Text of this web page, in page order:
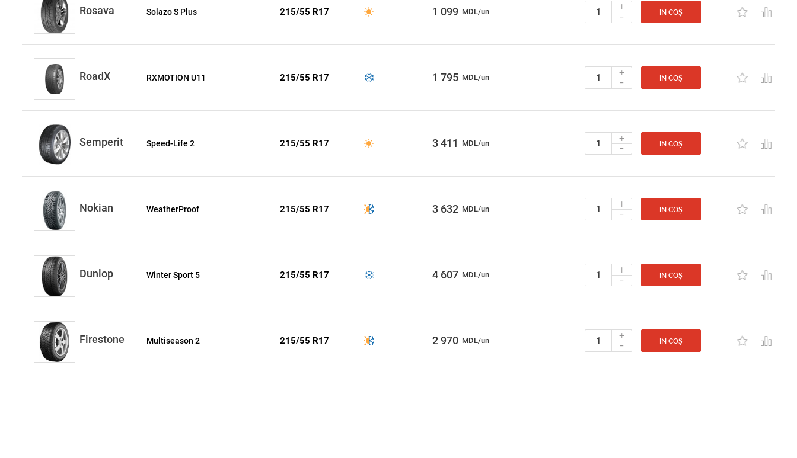
Rosava Solazo S Plus 215/55 R17 1 099 MDL/un +
- IN COȘ
RoadX RXMOTION U11 215/55 R17 1 795 MDL/un +
- IN COȘ
Semperit Speed-Life 2 215/55 R17 3 411 MDL/un +
- IN COȘ
Nokian WeatherProof 215/55 R17 3 632 MDL/un +
- IN COȘ
Dunlop Winter Sport 5 215/55 R17 4 607 MDL/un +
- IN COȘ
Firestone Multiseason 2 215/55 R17 2 970 MDL/un +
- IN COȘ